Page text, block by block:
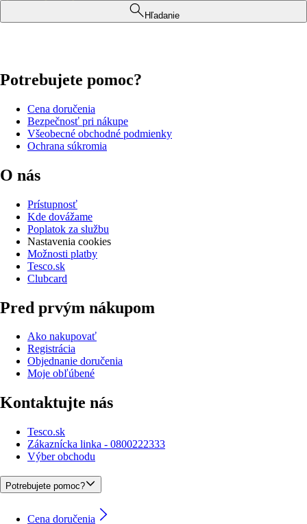
Hľadanie
Potrebujete pomoc?
Cena doručenia
Bezpečnosť pri nákupe
Všeobecné obchodné podmienky
Ochrana súkromia
O nás
Prístupnosť
Kde dovážame
Poplatok za službu
Nastavenia cookies
Možnosti platby
Tesco.sk
Clubcard
Pred prvým nákupom
Ako nakupovať
Registrácia
Objednanie doručenia
Moje obľúbené
Kontaktujte nás
Tesco.sk
Zákaznícka linka - 0800222333
Výber obchodu
Potrebujete pomoc?
Cena doručenia